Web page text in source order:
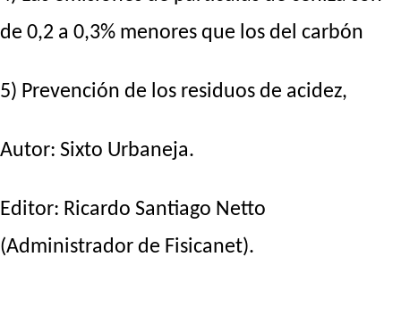
de 0,2 a 0,3% menores que los del carbón
5) Prevención de los residuos de acidez,
Autor: Sixto Urbaneja.
Editor: Ricardo Santiago Netto
(Administrador de Fisicanet).